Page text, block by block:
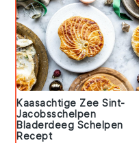
Kaasachtige Zee Sint-
Jacobsschelpen
Bladerdeeg Schelpen
Recept